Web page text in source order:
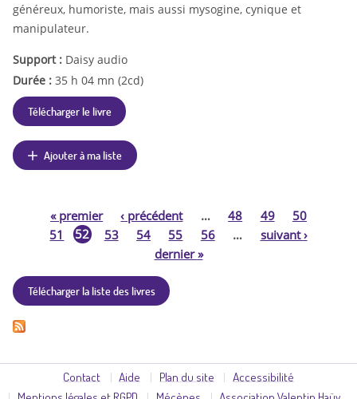
généreux, humoriste, mais aussi mysogine, cynique et
manipulateur.
Support : Daisy audio
Durée : 35 h 04 mn (2cd)
Télécharger le livre
Ajouter à ma liste
g
e
s
«premier ‹ précédent … 48 49
50
51
52 53 54 55 56 … suivant›
dernier»
Télécharger la liste des livres
Contact Aide Plan du site
Accessibilité